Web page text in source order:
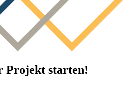
Projekt starten!